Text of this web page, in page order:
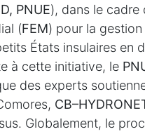
PNUE), dans le cadre
(FEM) pour la
États insulaires en
à cette initiative, le
des experts
Globalement, le